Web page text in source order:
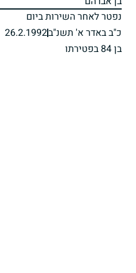
נפטר לאחר השירות ביום
כ"ב באדר א' תשנ"ב26.2.1992
בן 84 בפטירתו